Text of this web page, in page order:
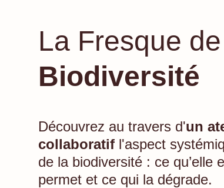
La Fresque
Biodiversité
Découvrez au travers d'un
collaboratif l'aspect
de la biodiversité : ce qu’elle
permet et ce qui la dégrade.